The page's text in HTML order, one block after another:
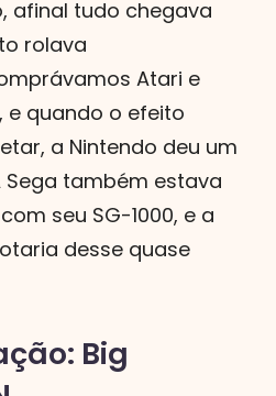
afinal tudo chegava
rolava
Atari e
e quando o efeito
a Nintendo deu um
Sega também estava
seu SG-1000, e a
desse quase
Big